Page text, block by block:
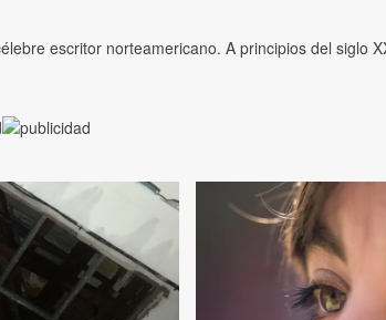
escritor norteamericano. A principios del siglo